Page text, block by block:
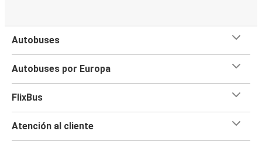
Autobuses
Autobuses por Europa
FlixBus
Atención al cliente